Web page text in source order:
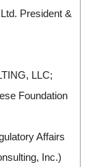
President &
LLC;
Foundation
Affairs
Inc.)